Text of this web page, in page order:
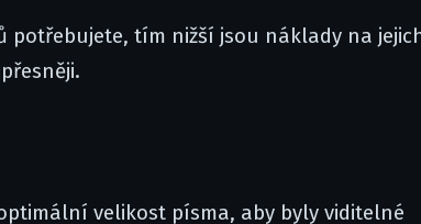
potřebujete, tím nižší jsou náklady na
velikost písma, aby byly viditelné